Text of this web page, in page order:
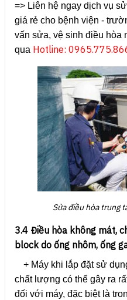
=> Liên hệ ngay dịch vụ
giá rẻ cho bệnh viện -
vấn sửa, vệ sinh điều hòa
qua Hotline:
Sửa điều hòa trung
3.4 Điều hòa không mát,
block do ống nhôm, ống
+ Máy khi lắp đặt sử
chất lượng có thể gây ra
đối với máy, đặc biệt là